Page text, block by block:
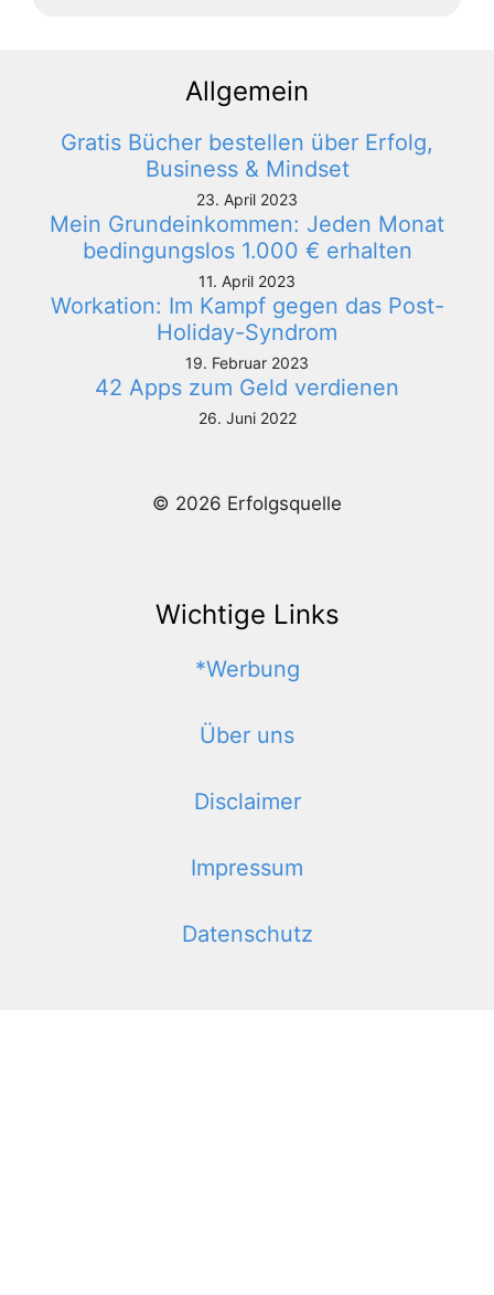
Allgemein
Gratis Bücher bestellen über Erfolg,
Business & Mindset
23. April 2023
Mein Grundeinkommen: Jeden Monat
bedingungslos 1.000 € erhalten
11. April 2023
Workation: Im Kampf gegen das Post-
Holiday-Syndrom
19. Februar 2023
42 Apps zum Geld verdienen
26. Juni 2022
© 2026 Erfolgsquelle
Wichtige Links
*Werbung
Über uns
Disclaimer
Impressum
Datenschutz